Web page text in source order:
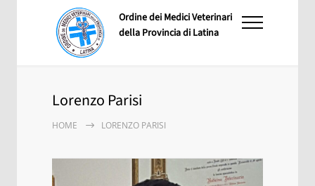
Ordine dei Medici Veterinari
della Provincia di Latina
Lorenzo Parisi
HOME LORENZO PARISI